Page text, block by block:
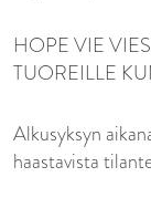
HOPE VIE
TUOREILLE
Alkusyksyn
haastavista